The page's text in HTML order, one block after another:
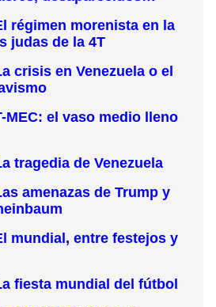
régimen morenista en la
judas de la 4T
crisis en Venezuela o el
MEC: el vaso medio lleno
tragedia de Venezuela
amenazas de Trump y
mundial, entre festejos y
fiesta mundial del fútbol